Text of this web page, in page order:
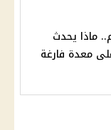
ماذا يحدث
معدة فارغة